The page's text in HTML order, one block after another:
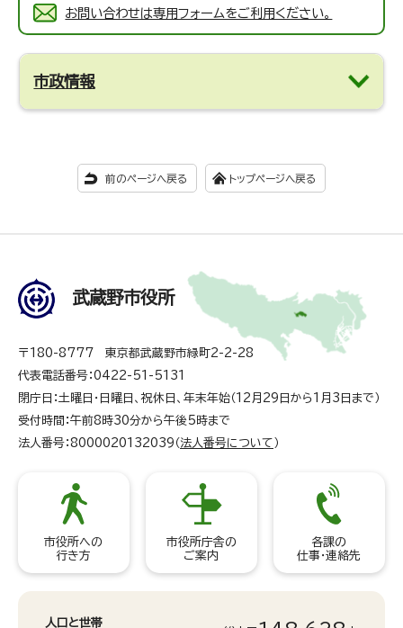
お問い合わせは専用フォームをご利用ください。
市政情報
前のページへ戻る トップページへ戻る
武蔵野市役所
〒180-8777 東京都武蔵野市緑町2-2-28
代表電話番号：0422-51-5131
閉庁日：土曜日・日曜日、祝休日、年末年始（12月29日から1月3日まで）
受付時間：午前8時30分から午後5時まで
法人番号：8000020132039（ 法人番号について ）
市役所への
行き方
市役所庁舎の
ご案内
各課の
仕事・連絡先
人口と世帯